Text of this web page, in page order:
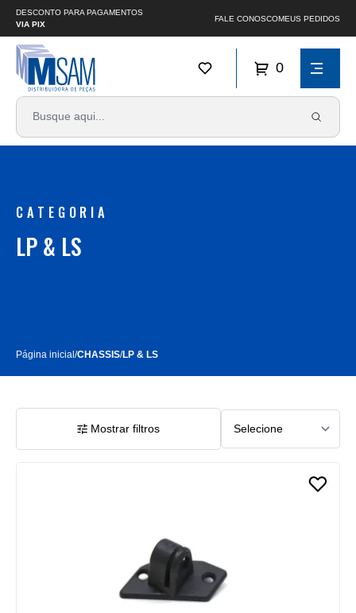
DESCONTO PARA PAGAMENTOS
VIA PIX
FALE CONOSCOMEUS PEDIDOS
0
CATEGORIA
LP & LS
Página inicial/CHASSIS/LP & LS
Mostrar filtros